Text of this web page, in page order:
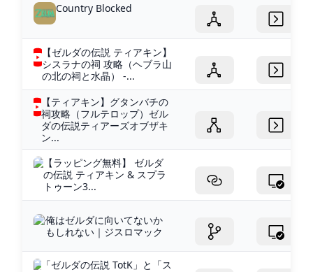
Country Blocked
【ゼルダの伝説 ティアキン】
シスラナの祠 攻略（ヘブラ山
の北の祠と水晶） -...
【ティアキン】グタンバチの
祠攻略（フルテロップ）ゼル
ダの伝説ティアーズオブザキ
ン...
【ラッピング無料】 ゼルダ
の伝説 ティアキン & スプラ
トゥーン3...
俺はゼルダに向いてないか
もしれない｜ジスロマック
「ゼルダの伝説 TotK」と「ス